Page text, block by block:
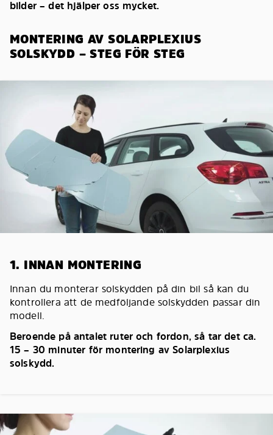
bilder – det hjälper oss mycket.
MONTERING AV SOLARPLEXIUS
SOLSKYDD – STEG FÖR STEG
1. INNAN MONTERING
Innan du monterar solskydden på din bil så kan du
kontrollera att de medföljande solskydden passar din
modell.
Beroende på antalet ruter och fordon, så tar det ca.
15 – 30 minuter för montering av Solarplexius
solskydd.